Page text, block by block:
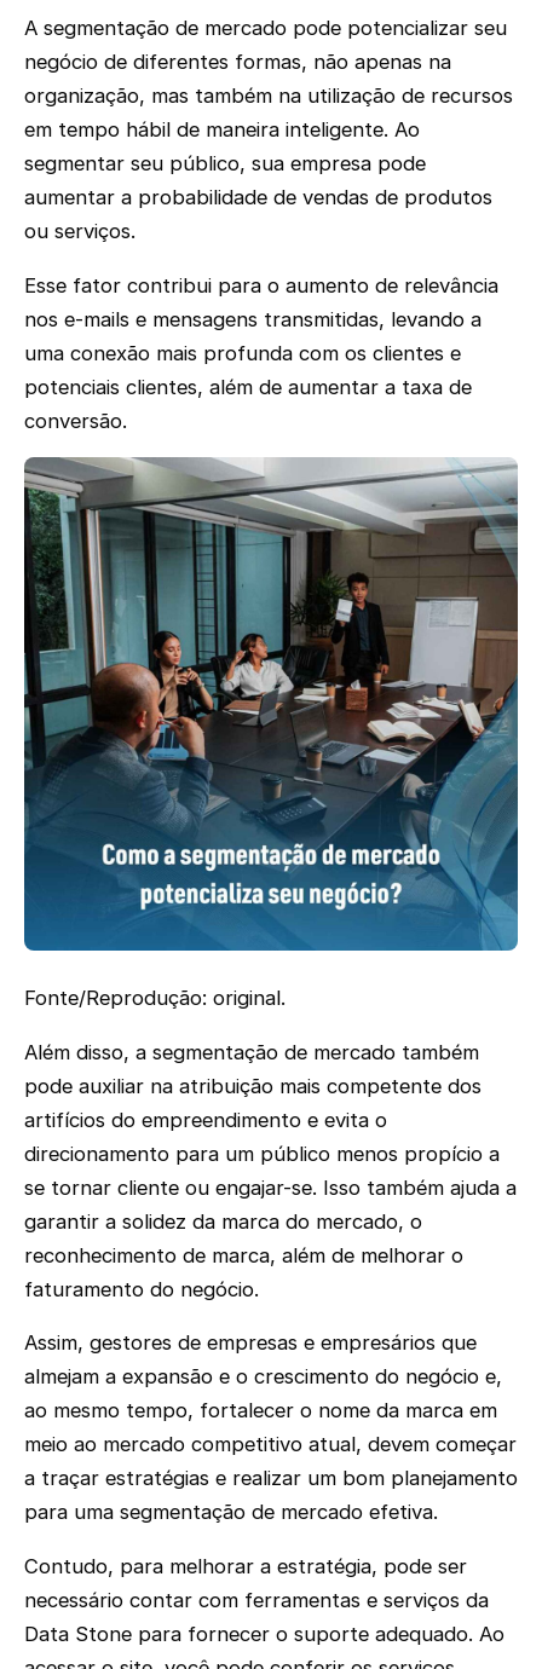
A segmentação de mercado pode potencializar seu
negócio de diferentes formas, não apenas na
organização, mas também na utilização de recursos
em tempo hábil de maneira inteligente. Ao
segmentar seu público, sua empresa pode
aumentar a probabilidade de vendas de produtos
ou serviços.
Esse fator contribui para o aumento de relevância
nos e-mails e mensagens transmitidas, levando a
uma conexão mais profunda com os clientes e
potenciais clientes, além de aumentar a taxa de
conversão.
Fonte/Reprodução: original.
Além disso, a segmentação de mercado também
pode auxiliar na atribuição mais competente dos
artifícios do empreendimento e evita o
direcionamento para um público menos propício a
se tornar cliente ou engajar-se. Isso também ajuda a
garantir a solidez da marca do mercado, o
reconhecimento de marca, além de melhorar o
faturamento do negócio.
Assim, gestores de empresas e empresários que
almejam a expansão e o crescimento do negócio e,
ao mesmo tempo, fortalecer o nome da marca em
meio ao mercado competitivo atual, devem começar
a traçar estratégias e realizar um bom planejamento
para uma segmentação de mercado efetiva.
Contudo, para melhorar a estratégia, pode ser
necessário contar com ferramentas e serviços da
Data Stone para fornecer o suporte adequado. Ao